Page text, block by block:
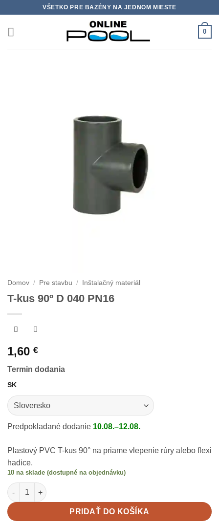
content
VŠETKO PRE BAZÉNY NA JEDNOM MIESTE
0
Domov / Pre stavbu / Inštalačný materiál
T-kus 90º D 040 PN16
1,60 €
Termin dodania
SK
Predpokladané dodanie 10.08.–12.08.
Plastový PVC T-kus 90° na priame vlepenie rúry alebo flexi
hadice.
10 na sklade (dostupné na objednávku)
množstvo T-kus 90º D 040 PN16
PRIDAŤ DO KOŠÍKA